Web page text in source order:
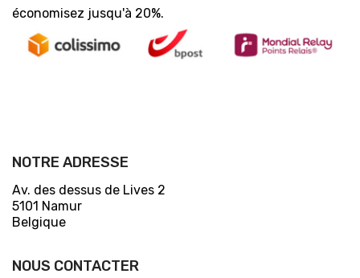
économisez jusqu'à 20%.
NOTRE ADRESSE
Av. des dessus de Lives 2
5101 Namur
Belgique
NOUS CONTACTER